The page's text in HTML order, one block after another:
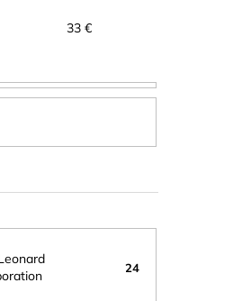
33 €
24